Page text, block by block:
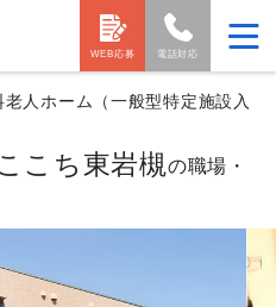
電話対応
WEB応募
人ホーム（一般型特定施設入
こち東岩槻の職場・